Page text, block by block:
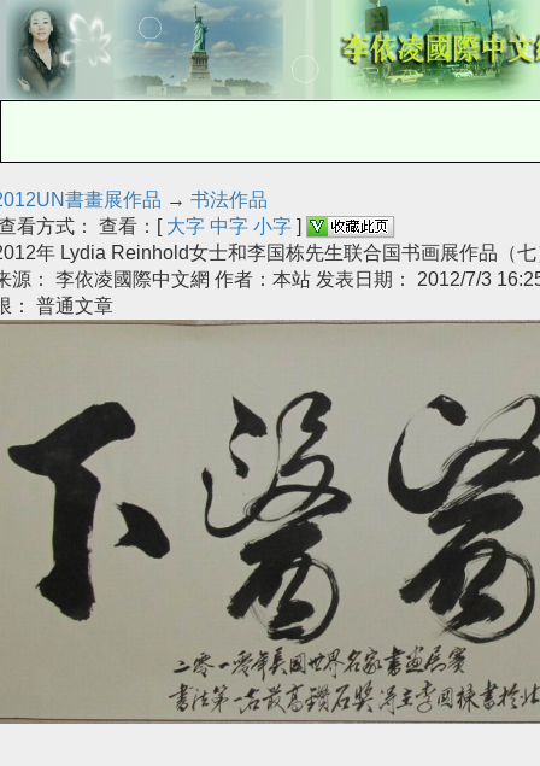
書畫展作品 → 书法作品
看方式： 查看：[ 大字 中字 小字 ]
年 Lydia Reinhold女士和李国栋先生联合国书画展作品（七
源： 李依凌國際中文網 作者：本站 发表日期： 2012/7/3
： 普通文章